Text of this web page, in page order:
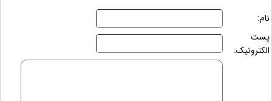
نام:
پست
الکترونیک: